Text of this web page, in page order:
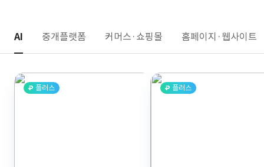
AI 중개플랫폼 커머스·쇼핑몰 홈페이지·웹사이트
플러스 플러스